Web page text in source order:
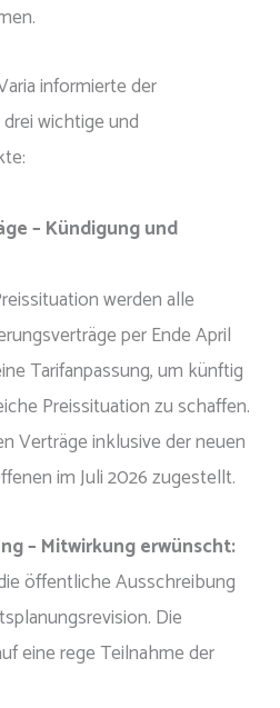
informierte der
wichtige und
– Kündigung und
werden alle
per Ende April
Tarifanpassung, um künftig
Preissituation zu schaffen.
Verträge inklusive der neuen
im Juli 2026 zugestellt.
– Mitwirkung erwünscht:
öffentliche Ausschreibung
Die
eine rege Teilnahme der